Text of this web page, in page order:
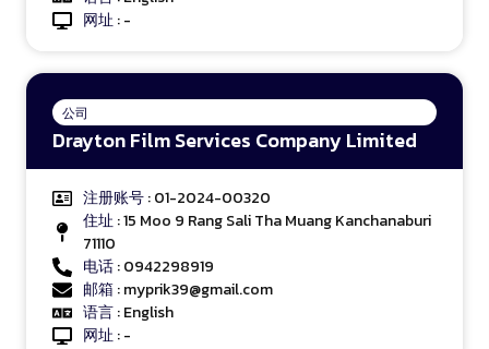
网址: -
公司
Drayton Film Services Company Limited
注册账号: 01-2024-00320
住址: 15 Moo 9 Rang Sali Tha Muang Kanchanaburi
71110
电话: 0942298919
邮箱: myprik39@gmail.com
语言: English
网址: -